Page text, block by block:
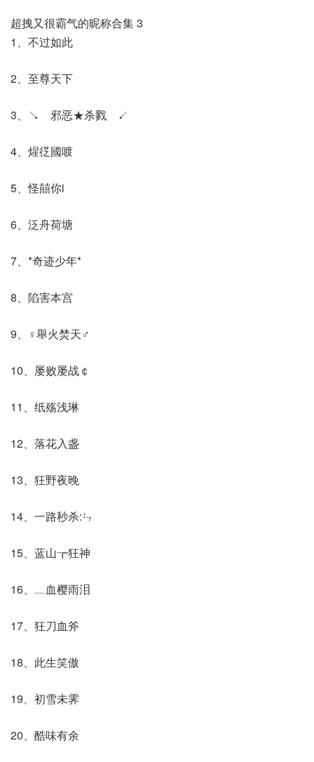
超拽又很霸气的昵称合集 3
1、不过如此
2、至尊天下
3、↘ゞ邪恶★杀戮ゞ↙
4、煋徔國喥
5、怪囍你i
6、泛舟荷塘
7、*奇迹少年*
8、陷害本宫
9、♀舉火焚天♂
10、屡败屡战￠
11、纸殇浅琳
12、落花入盏
13、狂野夜晚
14、一路秒杀:ㄣ
15、蓝山┲狂神
16、﹏血樱雨泪ゞ
17、狂刀血斧
18、此生笑傲
19、初雪未霁
20、酷味有余